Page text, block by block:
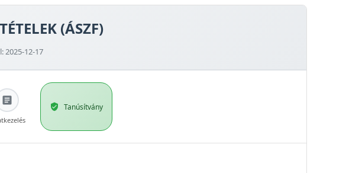
(ÁSZF)
2025-12-17
Tanúsítvány